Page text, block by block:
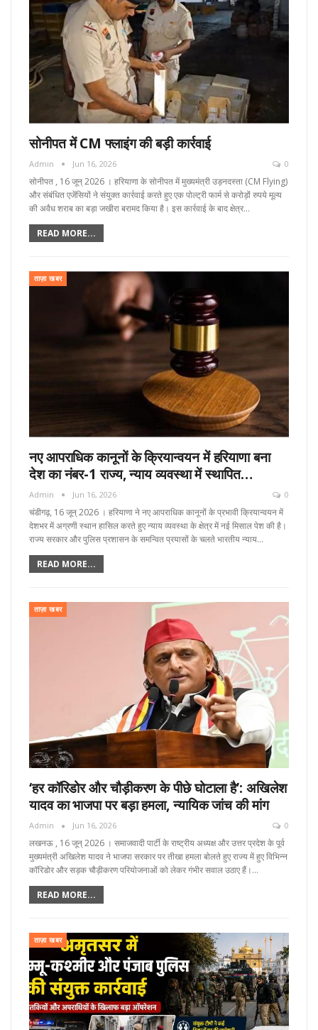
सोनीपत में CM फ्लाइंग की बड़ी कार्रवाई
Admin Jun 16, 2026 0
सोनीपत , 16 जून्‌ 2026 । हरियाणा के सोनीपत में मुख्यमंत्री उड़नदस्ता (CM Flying)
और संबंधित एजेंसियों ने संयुक्त कार्रवाई करते हुए एक पोल्ट्री फार्म से करोड़ों रुपये मूल्य
की अवैध शराब का बड़ा जखीरा बरामद किया है। इस कार्रवाई के बाद क्षेत्र…
READ MORE...
ताज़ा खबर
नए आपराधिक कानूनों के क्रियान्वयन में हरियाणा बना
देश का नंबर-1 राज्य, न्याय व्यवस्था में स्थापित…
Admin Jun 16, 2026 0
चंडीगढ़, 16 जून्‌ 2026 । हरियाणा ने नए आपराधिक कानूनों के प्रभावी क्रियान्वयन में
देशभर में अग्रणी स्थान हासिल करते हुए न्याय व्यवस्था के क्षेत्र में नई मिसाल पेश की है।
राज्य सरकार और पुलिस प्रशासन के समन्वित प्रयासों के चलते भारतीय न्याय…
READ MORE...
ताज़ा खबर
‘हर कॉरिडोर और चौड़ीकरण के पीछे घोटाला है’: अखिलेश
यादव का भाजपा पर बड़ा हमला, न्यायिक जांच की मांग
Admin Jun 16, 2026 0
लखनऊ , 16 जून्‌ 2026 । समाजवादी पार्टी के राष्ट्रीय अध्यक्ष और उत्तर प्रदेश के पूर्व
मुख्यमंत्री अखिलेश यादव ने भाजपा सरकार पर तीखा हमला बोलते हुए राज्य में हुए विभिन्न
कॉरिडोर और सड़क चौड़ीकरण परियोजनाओं को लेकर गंभीर सवाल उठाए हैं।…
READ MORE...
ताज़ा खबर